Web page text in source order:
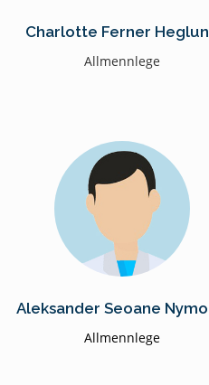
Charlotte Ferner
Allmennlege
Aleksander Seoane
Allmennlege